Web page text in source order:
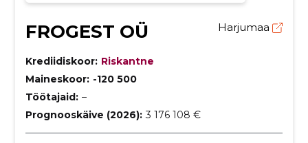
FROGEST OÜ Harjumaa
Krediidiskoor: Riskantne
Maineskoor: -120 500
Töötajaid: –
Prognooskäive (2026): 3 176 108 €